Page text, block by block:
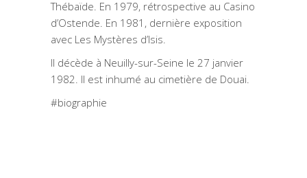
Thébaïde. En 1979, rétrospective au Casino
d’Ostende. En 1981, dernière exposition
avec Les Mystères d’Isis.
Il décède à Neuilly-sur-Seine le 27 janvier
1982. Il est inhumé au cimetière de Douai.
#biographie